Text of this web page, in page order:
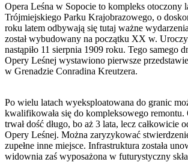
Opera Leśna w Sopocie to kompleks otoczony
Trójmiejskiego Parku Krajobrazowego, o
roku latem odbywają się tutaj ważne
został wybudowany na początku XX w.
nastąpiło 11 sierpnia 1909 roku. Tego samego
Opery Leśnej wystawiono pierwsze
w Grenadzie Conradina Kreutzera.
Po wielu latach wyeksploatowana do granic
kwalifikowała się do kompleksowego remontu.
trwał dość długo, bo aż 3 lata, lecz całkowicie
Opery Leśnej. Można zaryzykować
zupełne inne miejsce. Infrastruktura została
widownia zaś wyposażona w futurystyczny